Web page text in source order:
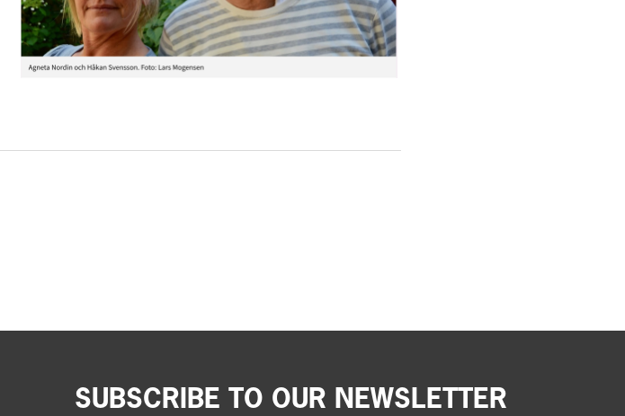
SUBSCRIBE TO OUR NEWSLETTER